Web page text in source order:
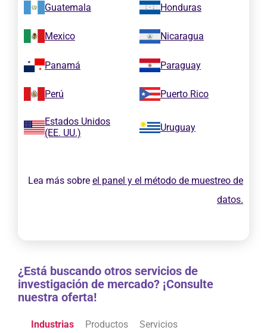
Guatemala Honduras
Mexico Nicaragua
Panamá Paraguay
Perú Puerto Rico
Estados Unidos
(EE. UU.)
Uruguay
Lea más sobre el panel y el método de muestreo de
datos.
¿Está buscando otros servicios de
investigación de mercado? ¡Consulte
nuestra oferta!
Industrias Productos Servicios